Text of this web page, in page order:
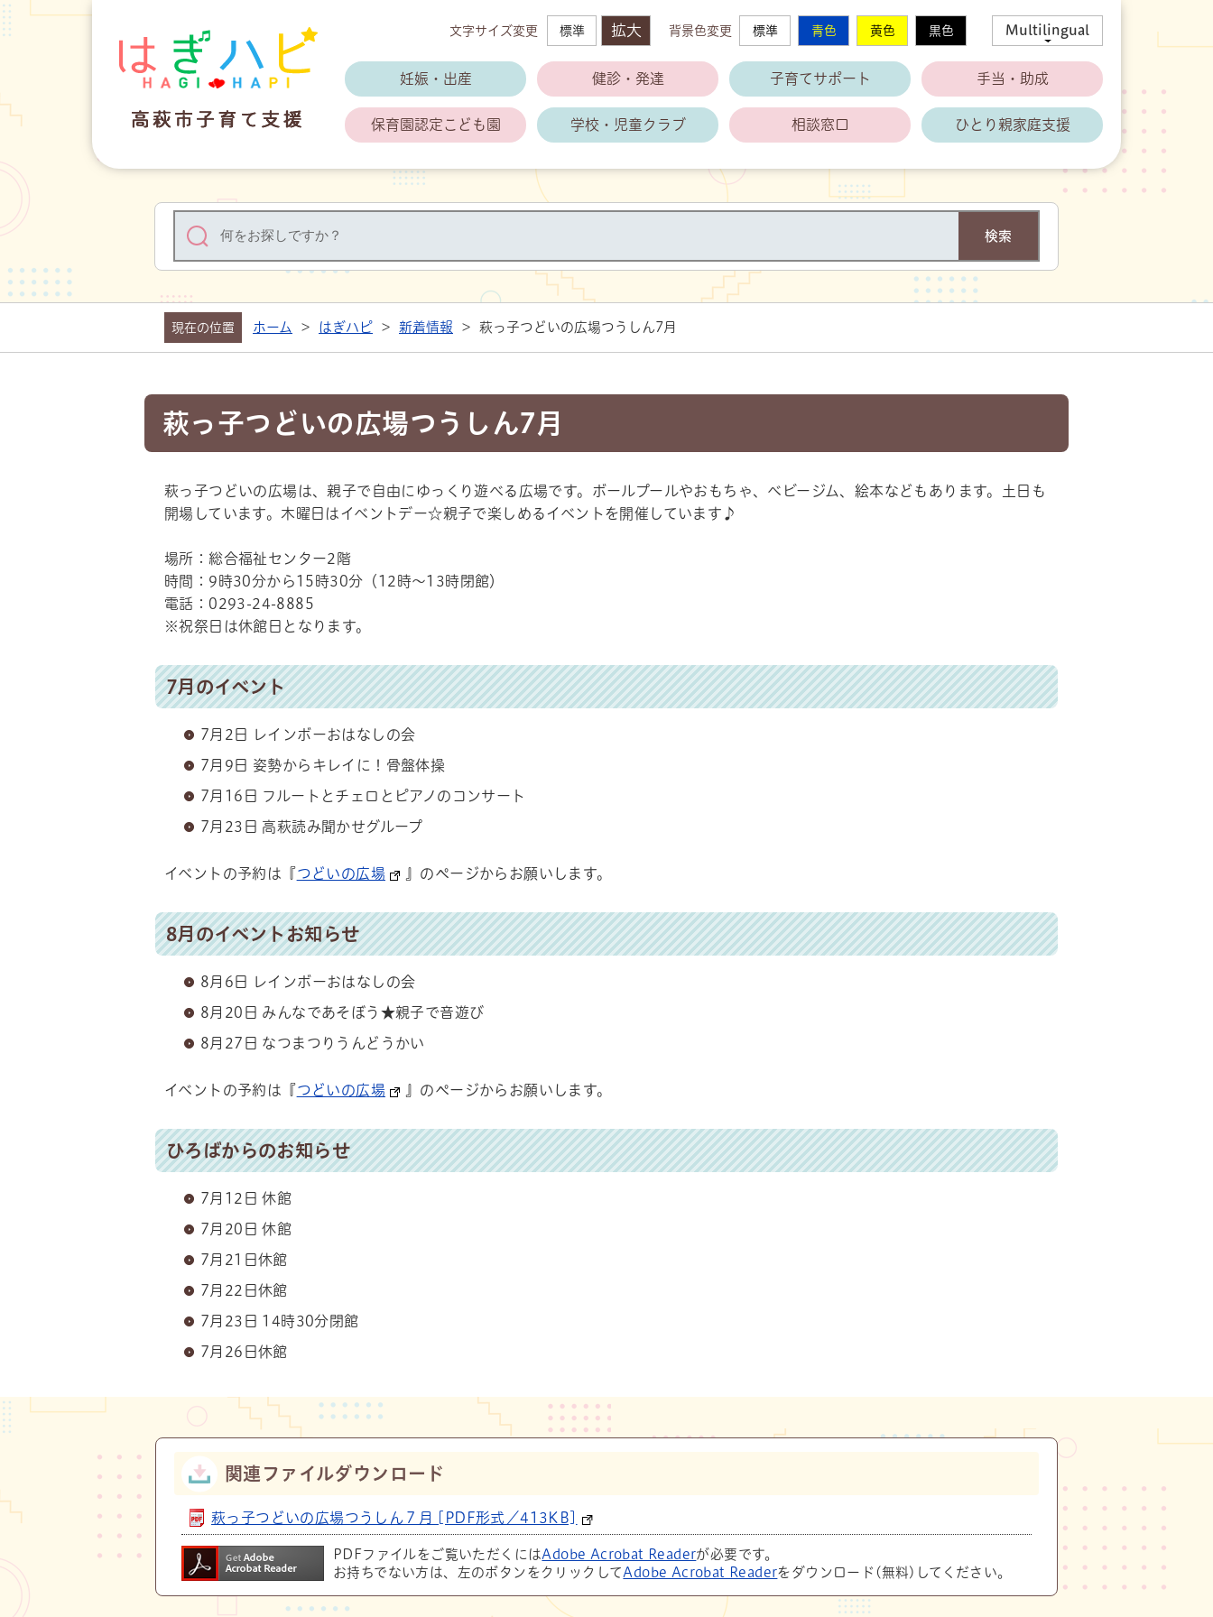
はぎハピ 高萩市子育て支援公式ホームページ
文字サイズ変更 標準 拡大 背景色変更 標準 青色 黄色 黒色 Multilingual
妊娠・出産 健診・発達 子育てサポート 手当・助成
保育園認定こども園 学校・児童クラブ 相談窓口 ひとり親家庭支援
現在の位置 ホーム > はぎハピ > 新着情報 > 萩っ子つどいの広場つうしん7月
萩っ子つどいの広場つうしん7月
萩っ子つどいの広場は、親子で自由にゆっくり遊べる広場です。ボールプールやおもちゃ、ベビージム、絵本などもあります。土日も
開場しています。木曜日はイベントデー☆親子で楽しめるイベントを開催しています♪
場所：総合福祉センター2階
時間：9時30分から15時30分（12時～13時閉館）
電話：0293-24-8885
※祝祭日は休館日となります。
7月のイベント
7月2日 レインボーおはなしの会
7月9日 姿勢からキレイに！骨盤体操
7月16日 フルートとチェロとピアノのコンサート
7月23日 高萩読み聞かせグループ
イベントの予約は『つどいの広場 』のページからお願いします。
8月のイベントお知らせ
8月6日 レインボーおはなしの会
8月20日 みんなであそぼう★親子で音遊び
8月27日 なつまつりうんどうかい
イベントの予約は『つどいの広場 』のページからお願いします。
ひろばからのお知らせ
7月12日 休館
7月20日 休館
7月21日休館
7月22日休館
7月23日 14時30分閉館
7月26日休館
関連ファイルダウンロード
萩っ子つどいの広場つうしん７月 [PDF形式／413KB]
PDFファイルをご覧いただくにはAdobe Acrobat Readerが必要です。
お持ちでない方は、左のボタンをクリックして Adobe Acrobat Readerをダウンロード(無料)してください。